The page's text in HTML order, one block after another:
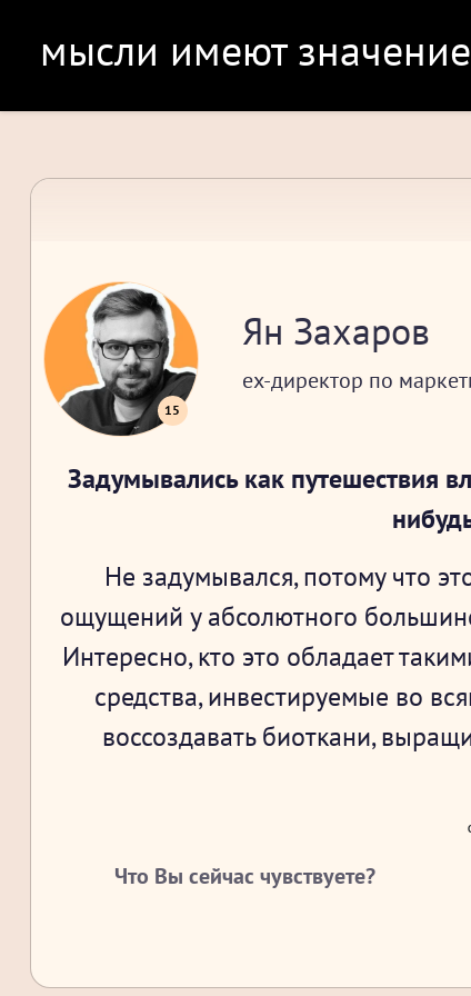
мысли имеют значение
15
Ян Захаров
ex-директор по
Задумывались как путешествия
Не задумывался, потому что
ощущений у абсолютного
Интересно, кто это обладает
средства, инвестируемые во
воссоздавать биоткани,
Что Вы сейчас чувствуете?